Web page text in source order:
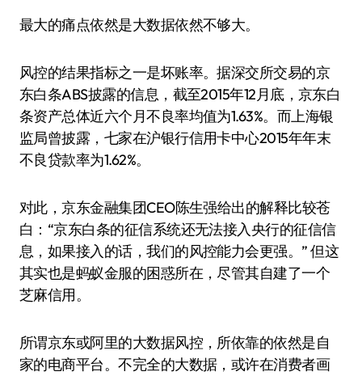
最大的痛点依然是大数据依然不够大。
风控的结果指标之一是坏账率。据深交所交易的京
东白条ABS披露的信息，截至2015年12月底，京东白
条资产总体近六个月不良率均值为1.63%。而上海银
监局曾披露，七家在沪银行信用卡中心2015年年末
不良贷款率为1.62%。
对此，京东金融集团CEO陈生强给出的解释比较苍
白：“京东白条的征信系统还无法接入央行的征信信
息，如果接入的话，我们的风控能力会更强。” 但这
其实也是蚂蚁金服的困惑所在，尽管其自建了一个
芝麻信用。
所谓京东或阿里的大数据风控，所依靠的依然是自
家的电商平台。不完全的大数据，或许在消费者画